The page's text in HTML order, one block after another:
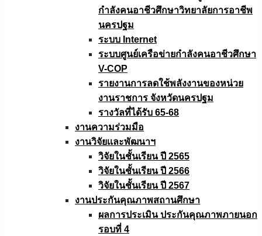
กำลังคนอาชีวศึกษาวิทยาลัยการอาชีพ
นครปฐม
ระบบ Internet
ระบบศูนย์เครือข่ายกำลังคนอาชีวศึกษา
V-COP
รายงานการลดใช้พลังงานของหน่วย
งานราชการ จังหวัดนครปฐม
รางวัลที่ได้รับ 65-68
งานความร่วมมือ
งานวิจัยเเละพัฒนาฯ
วิจัยในชั้นเรียน ปี 2565
วิจัยในชั้นเรียน ปี 2566
วิจัยในชั้นเรียน ปี 2567
งานประกันคุณภาพสถานศึกษา
ผลการประเมิน ประกันคุณภาพภายนอก
รอบที่ 4